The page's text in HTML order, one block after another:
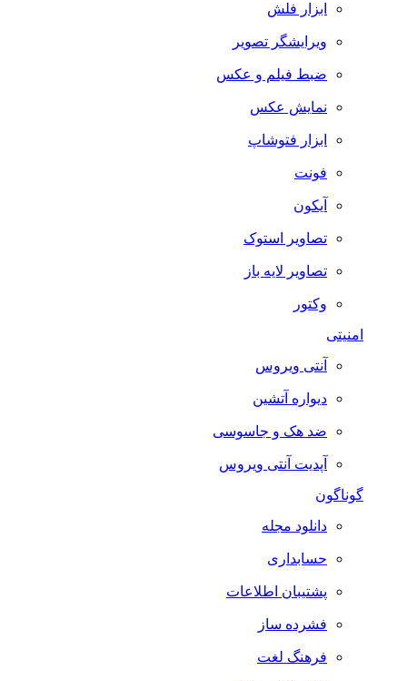
ابزار فلش
ویرایشگر تصویر
ضبط فيلم و عكس
نمایش عکس
ابزار فتوشاپ
فونت
آیکون
تصاویر استوک
تصاویر لایه باز
وکتور
امنیتی
آنتی ویروس
دیواره آتشین
ضد هک و جاسوسی
آپدیت آنتی ویروس
گوناگون
دانلود مجله
حسابداری
پشتیبان اطلاعات
فشرده ساز
فرهنگ لغت